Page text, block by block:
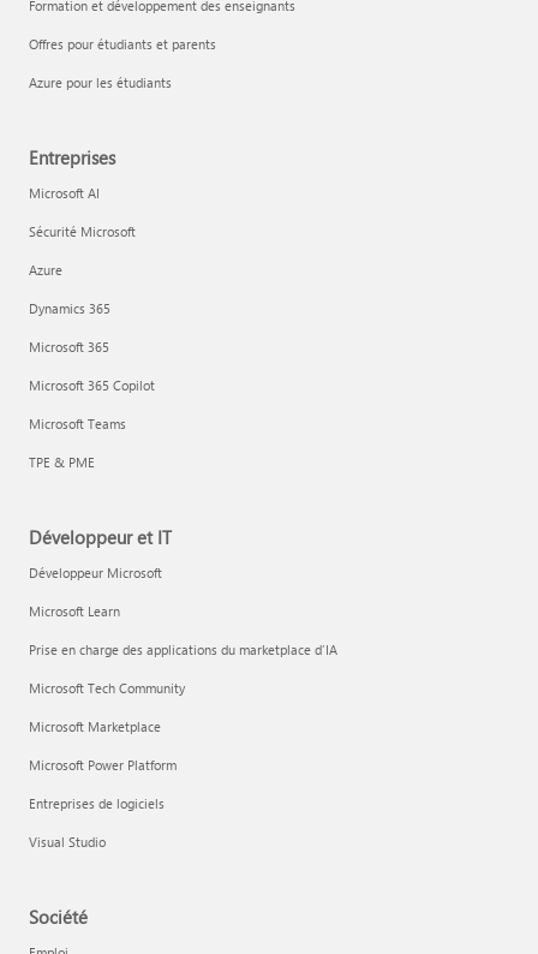
Formation et développement des enseignants
Offres pour étudiants et parents
Azure pour les étudiants
Entreprises
Microsoft AI
Sécurité Microsoft
Azure
Dynamics 365
Microsoft 365
Microsoft 365 Copilot
Microsoft Teams
TPE & PME
Développeur et IT
Développeur Microsoft
Microsoft Learn
Prise en charge des applications du marketplace d’IA
Microsoft Tech Community
Microsoft Marketplace
Microsoft Power Platform
Entreprises de logiciels
Visual Studio
Société